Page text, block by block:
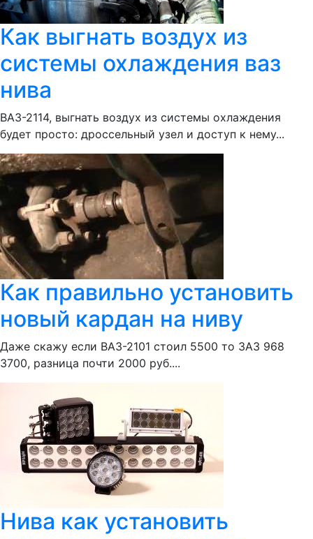
Как выгнать воздух из
системы охлаждения ваз
нива
ВАЗ-2114, выгнать воздух из системы охлаждения
будет просто: дроссельный узел и доступ к нему...
Как правильно установить
новый кардан на ниву
Даже скажу если ВАЗ-2101 стоил 5500 то ЗАЗ 968
3700, разница почти 2000 руб....
Нива как установить